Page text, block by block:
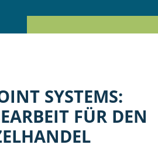
SYSTEMS:
FÜR DEN